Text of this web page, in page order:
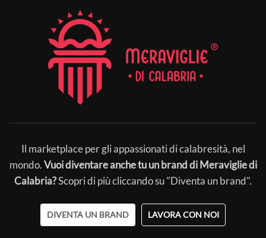
Il marketplace per gli appassionati di calabresità, nel
mondo.Vuoi diventare anche tu un brand di Meraviglie di
Calabria?Scopri di più cliccando su "Diventa un brand".
DIVENTA UN BRAND LAVORA CON NOI